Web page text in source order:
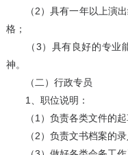
（2）具有一年以上演出
格；
（3）具有良好的专业能
神。
（二）行政专员
1、职位说明：
（1）负责各类文件的起
（2）负责文书档案的录